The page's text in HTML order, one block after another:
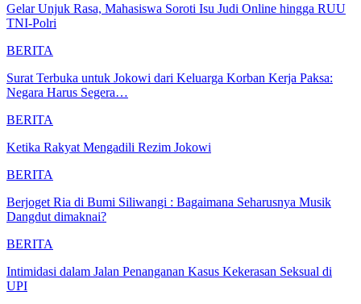
Gelar Unjuk Rasa, Mahasiswa Soroti Isu Judi Online hingga RUU
TNI-Polri
BERITA
Surat Terbuka untuk Jokowi dari Keluarga Korban Kerja Paksa:
Negara Harus Segera…
BERITA
Ketika Rakyat Mengadili Rezim Jokowi
BERITA
Berjoget Ria di Bumi Siliwangi : Bagaimana Seharusnya Musik
Dangdut dimaknai?
BERITA
Intimidasi dalam Jalan Penanganan Kasus Kekerasan Seksual di
UPI